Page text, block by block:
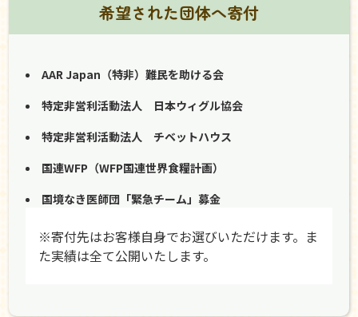
希望された団体へ寄付
AAR Japan（特非）難民を助ける会
特定非営利活動法人 日本ウィグル協会
特定非営利活動法人 チベットハウス
国連WFP（WFP国連世界食糧計画）
国境なき医師団「緊急チーム」募金
※寄付先はお客様自身でお選びいただけます。ま
た実績は全て公開いたします。